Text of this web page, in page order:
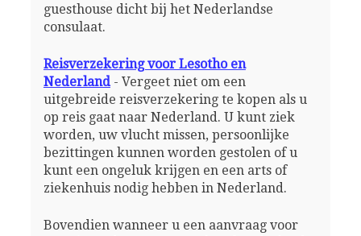
guesthouse dicht bij het Nederlandse
consulaat.
Reisverzekering voor Lesotho en
Nederland- Vergeet niet om een
uitgebreide reisverzekering te kopen als u
op reis gaat naar Nederland. U kunt ziek
worden, uw vlucht missen, persoonlijke
bezittingen kunnen worden gestolen of u
kunt een ongeluk krijgen en een arts of
ziekenhuis nodig hebben in Nederland.
Bovendien wanneer u een aanvraag voor